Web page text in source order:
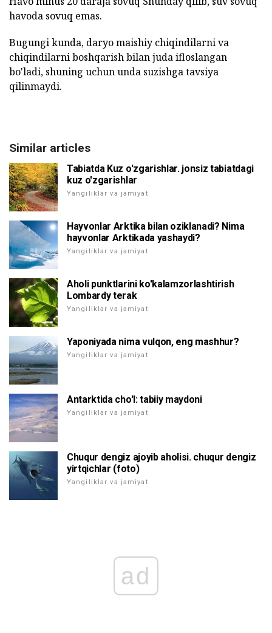
havoda sovuq emas.
Bugungi kunda, daryo maishiy chiqindilarni va
chiqindilarni boshqarish bilan juda ifloslangan
bo'ladi, shuning uchun unda suzishga tavsiya
qilinmaydi.
Similar articles
Tabiatda Kuz o'zgarishlar. jonsiz tabiatdagi
kuz o'zgarishlar
Yangiliklar va jamiyat
Hayvonlar Arktika bilan oziklanadi? Nima
hayvonlar Arktikada yashaydi?
Yangiliklar va jamiyat
Aholi punktlarini ko'kalamzorlashtirish
Lombardy terak
Yangiliklar va jamiyat
Yaponiyada nima vulqon, eng mashhur?
Yangiliklar va jamiyat
Antarktida cho'l: tabiiy maydoni
Yangiliklar va jamiyat
Chuqur dengiz ajoyib aholisi. chuqur dengiz
yirtqichlar (foto)
Yangiliklar va jamiyat
ad